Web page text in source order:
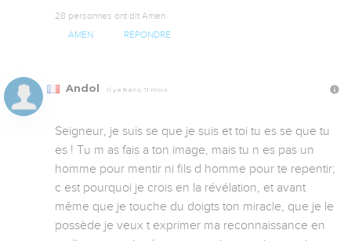
28 personnes ont dit Amen
AMEN RÉPONDRE
Andol Il y a 8 ans, 11 mois
Seigneur, je suis se que je suis et toi tu es se que tu
es ! Tu m as fais a ton image, mais tu n es pas un
homme pour mentir ni fils d homme pour te repentir;
c est pourquoi je crois en la révélation, et avant
même que je touche du doigts ton miracle, que je le
possède je veux t exprimer ma reconnaissance en